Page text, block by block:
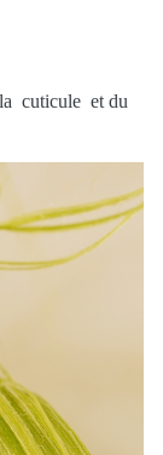
cuticule et du